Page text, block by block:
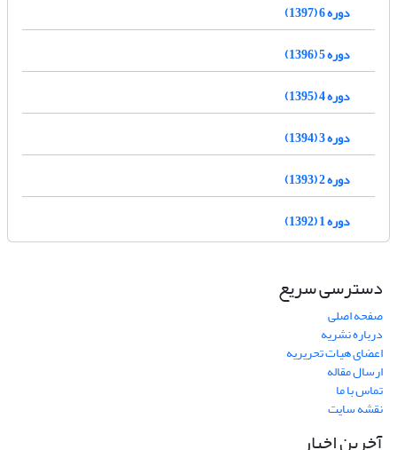
دوره 6 (1397)
دوره 5 (1396)
دوره 4 (1395)
دوره 3 (1394)
دوره 2 (1393)
دوره 1 (1392)
دسترسی سریع
صفحه اصلی
درباره نشریه
اعضای هیات تحریریه
ارسال مقاله
تماس با ما
نقشه سایت
آخرین اخبار